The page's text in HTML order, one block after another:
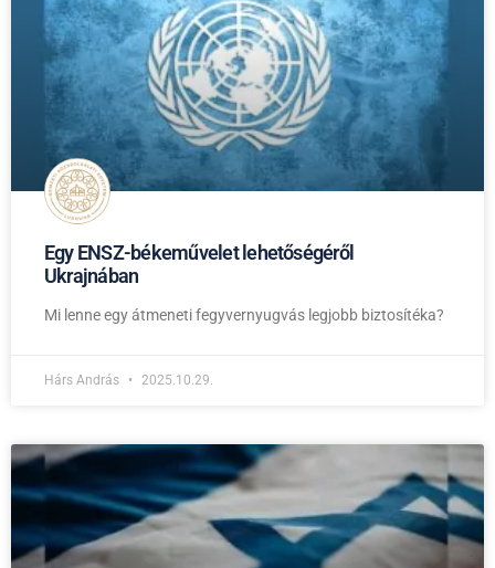
Egy ENSZ-békeművelet lehetőségéről
Ukrajnában
Mi lenne egy átmeneti fegyvernyugvás legjobb biztosítéka?
Hárs András 2025.10.29.